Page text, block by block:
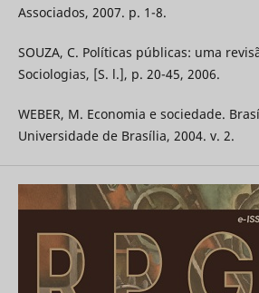
Associados, 2007. p. 1-8.
SOUZA, C. Políticas públicas: uma
Sociologias, [S. l.], p. 20-45, 2006.
WEBER, M. Economia e sociedade.
Universidade de Brasília, 2004. v. 2.